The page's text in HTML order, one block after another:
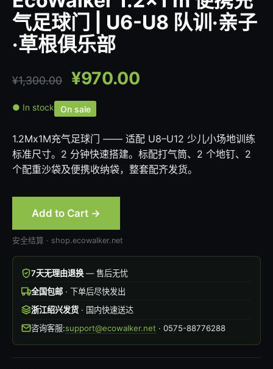
气足球门 | U6-U8 队训·亲子
·草根俱乐部
¥1,300.00 ¥970.00
● In stock On sale
1.2Mx1M充气足球门 —— 适配 U8–U12 少儿小场地训练
标准尺寸。2 分钟快速搭建。标配打气筒、2 个地钉、2
个配重沙袋及便携收纳袋，整套配齐发货。
Add to Cart →
安全结算 · shop.ecowalker.net
7天无理由退换— 售后无忧
全国包邮· 下单后尽快发出
浙江绍兴发货· 国内快速送达
咨询客服:support@ecowalker.net· 0575-88776288